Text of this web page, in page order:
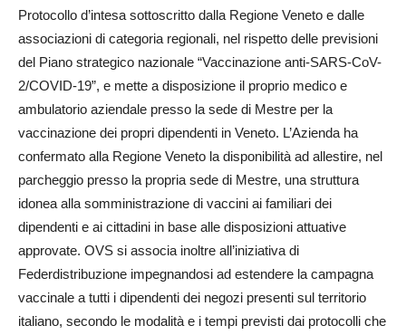
Protocollo d’intesa sottoscritto dalla Regione Veneto e dalle
associazioni di categoria regionali, nel rispetto delle previsioni
del Piano strategico nazionale “Vaccinazione anti-SARS-CoV-
2/COVID-19”, e mette a disposizione il proprio medico e
ambulatorio aziendale presso la sede di Mestre per la
vaccinazione dei propri dipendenti in Veneto. L’Azienda ha
confermato alla Regione Veneto la disponibilità ad allestire, nel
parcheggio presso la propria sede di Mestre, una struttura
idonea alla somministrazione di vaccini ai familiari dei
dipendenti e ai cittadini in base alle disposizioni attuative
approvate. OVS si associa inoltre all’iniziativa di
Federdistribuzione impegnandosi ad estendere la campagna
vaccinale a tutti i dipendenti dei negozi presenti sul territorio
italiano, secondo le modalità e i tempi previsti dai protocolli che